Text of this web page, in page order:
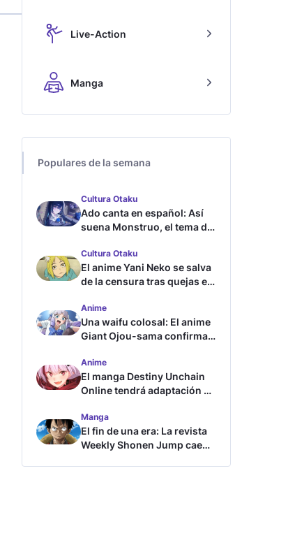
Live-Action
Manga
Populares de la semana
Cultura Otaku
Ado canta en español: Así
suena Monstruo, el tema de
Cultura Otaku
El anime Yani Neko se salva
de la censura tras quejas en
Anime
Una waifu colosal: El anime
Giant Ojou-sama confirma
Anime
El manga Destiny Unchain
Online tendrá adaptación al
Manga
El fin de una era: La revista
Weekly Shonen Jump cae